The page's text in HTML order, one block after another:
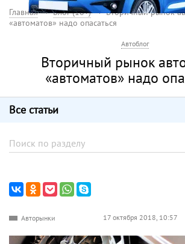
Главная Блог (18+)
Вторичный рынок
«автоматов» надо опасаться
Автоблог
Вторичный рынок
«автоматов» надо
Все статьи
Авторынки 17 октября 2018, 10:57